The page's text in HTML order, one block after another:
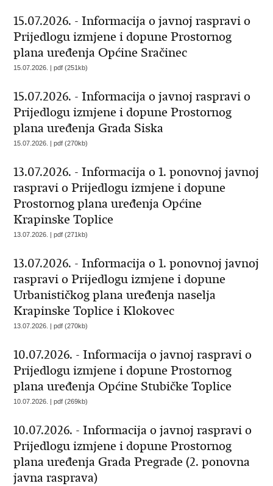
15.07.2026. - Informacija o javnoj raspravi o
Prijedlogu izmjene i dopune Prostornog
plana uređenja Općine Sračinec
15.07.2026. | pdf (251kb)
15.07.2026. - Informacija o javnoj raspravi o
Prijedlogu izmjene i dopune Prostornog
plana uređenja Grada Siska
15.07.2026. | pdf (270kb)
13.07.2026. - Informacija o 1. ponovnoj javnoj
raspravi o Prijedlogu izmjene i dopune
Prostornog plana uređenja Općine
Krapinske Toplice
13.07.2026. | pdf (271kb)
13.07.2026. - Informacija o 1. ponovnoj javnoj
raspravi o Prijedlogu izmjene i dopune
Urbanističkog plana uređenja naselja
Krapinske Toplice i Klokovec
13.07.2026. | pdf (270kb)
10.07.2026. - Informacija o javnoj raspravi o
Prijedlogu izmjene i dopune Prostornog
plana uređenja Općine Stubičke Toplice
10.07.2026. | pdf (269kb)
10.07.2026. - Informacija o javnoj raspravi o
Prijedlogu izmjene i dopune Prostornog
plana uređenja Grada Pregrade (2. ponovna
javna rasprava)